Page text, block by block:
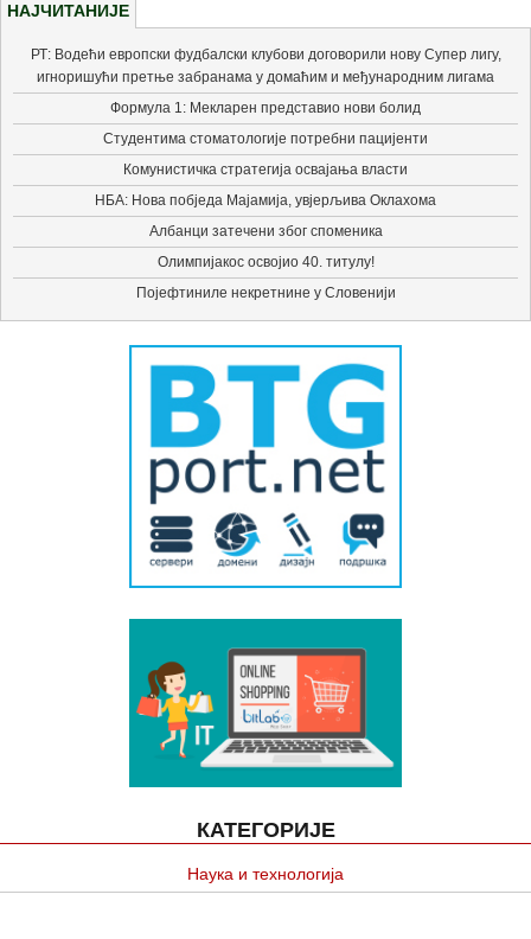
НАЈЧИТАНИЈЕ
РТ: Водећи европски фудбалски клубови договорили нову Супер лигу,
игноришући претње забранама у домаћим и међународним лигама
Формула 1: Мекларен представио нови болид
Студентима стоматологије потребни пацијенти
Комунистичка стратегија освајања власти
НБА: Нова побједа Мајамија, увјерљива Оклахома
Албанци затечени због споменика
Олимпијакос освојио 40. титулу!
Појефтиниле некретнине у Словенији
КАТЕГОРИЈЕ
Наука и технологија